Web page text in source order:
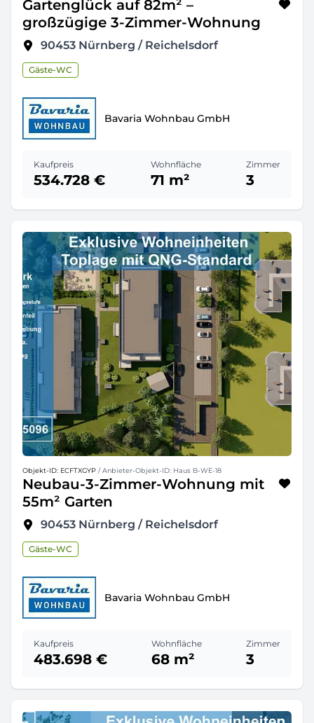
Gartenglück auf 82m² –
großzügige 3-Zimmer-Wohnung
90453 Nürnberg / Reichelsdorf
Gäste-WC
Bavaria Wohnbau GmbH
Kaufpreis
534.728 €
Wohnfläche
71 m²
Zimmer
3
Objekt-ID: ECFTXGYP / Anbieter-Objekt-ID: Haus B-WE-18
Neubau-3-Zimmer-Wohnung mit
55m² Garten
90453 Nürnberg / Reichelsdorf
Gäste-WC
Bavaria Wohnbau GmbH
Kaufpreis
483.698 €
Wohnfläche
68 m²
Zimmer
3